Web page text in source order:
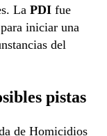
La PDI fue
iniciar una
del
pistas
de Homicidios